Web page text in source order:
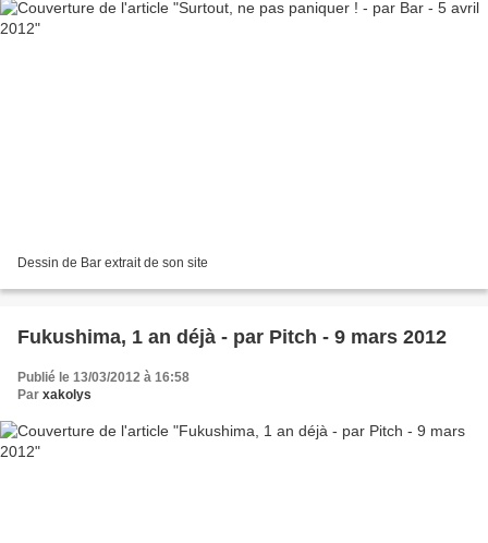
Dessin de Bar extrait de son site
Fukushima, 1 an déjà - par Pitch - 9 mars 2012
Publié le 13/03/2012 à 16:58
Par xakolys